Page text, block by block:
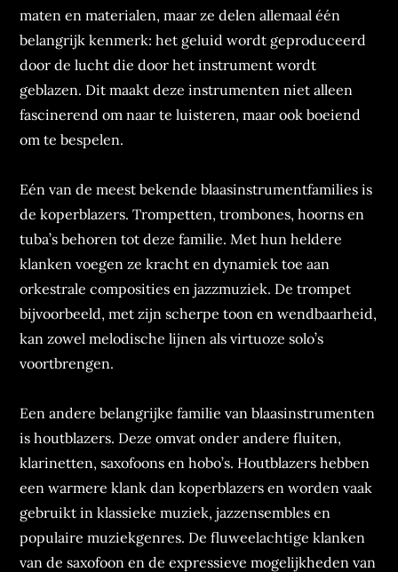
maten en materialen, maar ze delen allemaal één
belangrijk kenmerk: het geluid wordt geproduceerd
door de lucht die door het instrument wordt
geblazen. Dit maakt deze instrumenten niet alleen
fascinerend om naar te luisteren, maar ook boeiend
om te bespelen.
Eén van de meest bekende blaasinstrumentfamilies is
de koperblazers. Trompetten, trombones, hoorns en
tuba’s behoren tot deze familie. Met hun heldere
klanken voegen ze kracht en dynamiek toe aan
orkestrale composities en jazzmuziek. De trompet
bijvoorbeeld, met zijn scherpe toon en wendbaarheid,
kan zowel melodische lijnen als virtuoze solo’s
voortbrengen.
Een andere belangrijke familie van blaasinstrumenten
is houtblazers. Deze omvat onder andere fluiten,
klarinetten, saxofoons en hobo’s. Houtblazers hebben
een warmere klank dan koperblazers en worden vaak
gebruikt in klassieke muziek, jazzensembles en
populaire muziekgenres. De fluweelachtige klanken
van de saxofoon en de expressieve mogelijkheden van